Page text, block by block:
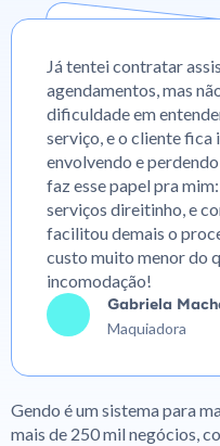
Já tentei contratar
agendamentos, mas
dificuldade em
serviço, e o cliente fica
envolvendo e
faz esse papel pra
serviços direitinho, e
facilitou demais o
custo muito menor do
incomodação!
Gabriela
Maquiadora
Gendo é um sistema para
mais de 250 mil negócios,